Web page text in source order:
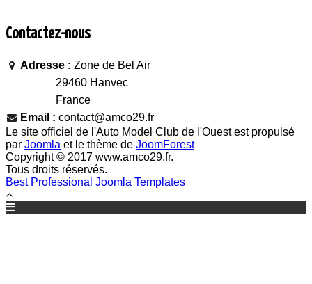
Contactez-nous
Adresse : Zone de Bel Air
29460 Hanvec
France
Email : contact@amco29.fr
Le site officiel de l'Auto Model Club de l'Ouest est propulsé
par Joomla et le thème de JoomForest
Copyright © 2017 www.amco29.fr.
Tous droits réservés.
Best Professional Joomla Templates